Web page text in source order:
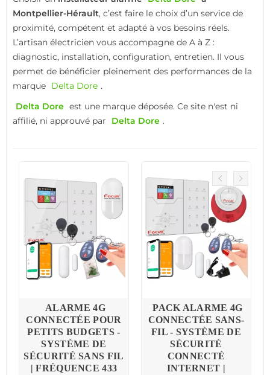
Montpellier-Hérault, c’est faire le choix d’un service de
proximité, compétent et adapté à vos besoins réels.
L’artisan électricien vous accompagne de A à Z :
diagnostic, installation, configuration, entretien. Il vous
permet de bénéficier pleinement des performances de la
marque Delta Dore .
Delta Dore est une marque déposée. Ce site n'est ni
affilié, ni approuvé par
Delta Dore .
ALARME 4G
CONNECTÉE POUR
PETITS BUDGETS -
SYSTÈME DE
SÉCURITÉ SANS FIL
| FRÉQUENCE 433
PACK ALARME 4G
CONNECTÉE SANS-
FIL - SYSTÈME DE
SÉCURITÉ
CONNECTÉ
INTERNET |